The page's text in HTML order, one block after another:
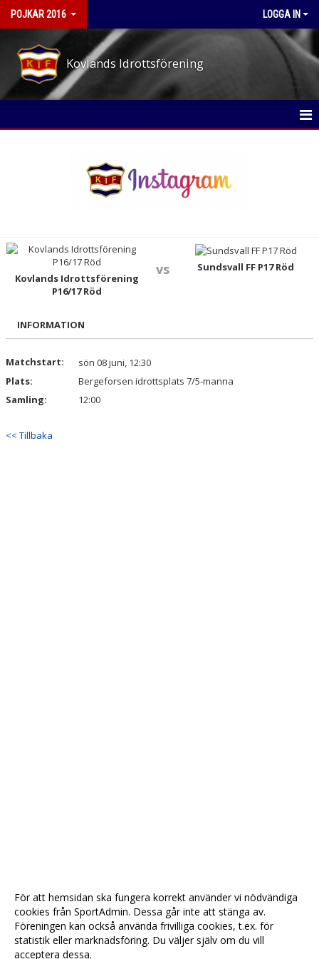
POJKAR 2016 LOGGA IN
Kovlands Idrottsförening
BILDGALLERI
DOKUMENT
KONTAKT
Kovlands Idrottsförening
P16/17 Röd
vs Sundsvall FF P17 Röd
INFORMATION
Matchstart:
sön 08 juni, 12:30
Plats:
Bergeforsen idrottsplats 7/5-manna
Samling:
12:00
<< Tillbaka
För att hemsidan ska fungera korrekt använder vi nödvändiga
cookies från SportAdmin. Dessa går inte att stänga av.
Föreningen kan också använda frivilliga cookies, t.ex. för
statistik eller marknadsföring. Du väljer själv om du vill
acceptera dessa.